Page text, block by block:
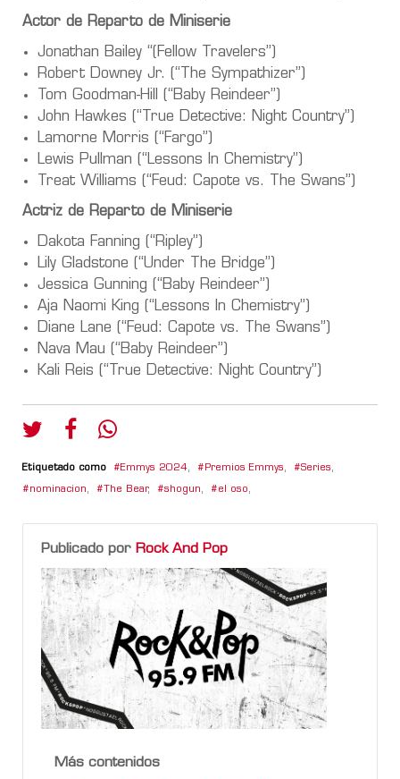
Actor de Reparto de Miniserie
Jonathan Bailey “(Fellow Travelers”)
Robert Downey Jr. (“The Sympathizer”)
Tom Goodman-Hill (“Baby Reindeer”)
John Hawkes (“True Detective: Night Country”)
Lamorne Morris (“Fargo”)
Lewis Pullman (“Lessons In Chemistry”)
Treat Williams (“Feud: Capote vs. The Swans”)
Actriz de Reparto de Miniserie
Dakota Fanning (“Ripley”)
Lily Gladstone (“Under The Bridge”)
Jessica Gunning (“Baby Reindeer”)
Aja Naomi King (“Lessons In Chemistry”)
Diane Lane (“Feud: Capote vs. The Swans”)
Nava Mau (“Baby Reindeer”)
Kali Reis (“True Detective: Night Country”)
Etiquetado como Emmys 2024, Premios Emmys, Series,
nominacion, The Bear, shogun, el oso,
Publicado por Rock And Pop
Más contenidos